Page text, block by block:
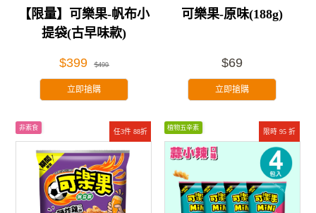
【限量】可樂果-帆布小
提袋(古早味款)
$399 $499
立即搶購
可樂果-原味(188g)
$69
立即搶購
任3件 88折
非素食
限時 95 折
植物五辛素